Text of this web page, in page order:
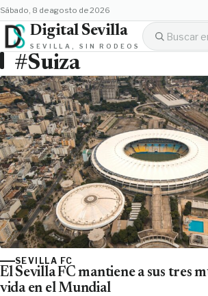
sábado, 8 de agosto de 2026
Digital Sevilla
SEVILLA, SIN RODEOS
#Suiza
SEVILLA FC
El Sevilla FC mantiene a sus tres
vida en el Mundial